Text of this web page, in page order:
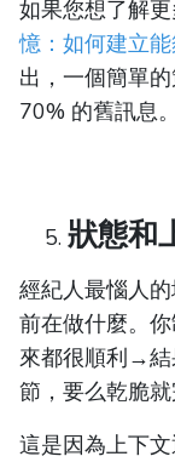
如果您想了解
憶：如何建立能
出，一個簡單
70% 的舊訊息。
狀態和
經紀人最惱人
前在做什麼。
來都很順利→結
節，要么乾脆就
這是因為上下